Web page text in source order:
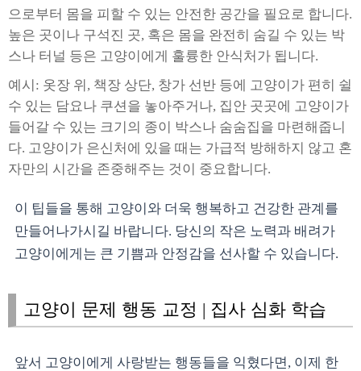
으로부터 몸을 피할 수 있는 안전한 공간을 필요로 합니다.
높은 곳이나 구석진 곳, 혹은 몸을 완전히 숨길 수 있는 박
스나 터널 등은 고양이에게 훌륭한 안식처가 됩니다.
예시: 옷장 위, 책장 상단, 창가 선반 등에 고양이가 편히 쉴
수 있는 담요나 쿠션을 놓아주거나, 집안 곳곳에 고양이가
들어갈 수 있는 크기의 종이 박스나 숨숨집을 마련해줍니
다. 고양이가 은신처에 있을 때는 가급적 방해하지 않고 혼
자만의 시간을 존중해주는 것이 중요합니다.
이 팁들을 통해 고양이와 더욱 행복하고 건강한 관계를
만들어나가시길 바랍니다. 당신의 작은 노력과 배려가
고양이에게는 큰 기쁨과 안정감을 선사할 수 있습니다.
고양이 문제 행동 교정 | 집사 심화 학습
앞서 고양이에게 사랑받는 행동들을 익혔다면, 이제 한